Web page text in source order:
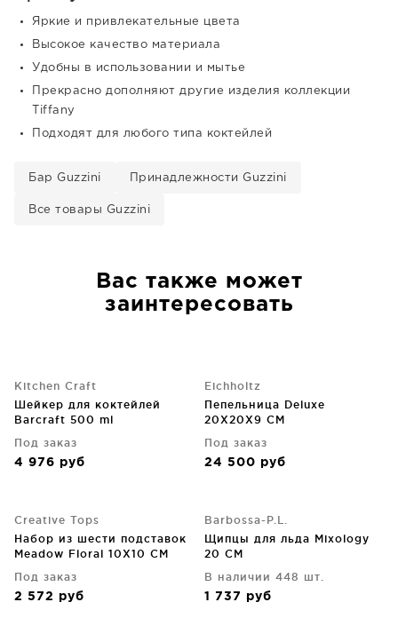
Яркие и привлекательные цвета
Высокое качество материала
Удобны в использовании и мытье
Прекрасно дополняют другие изделия коллекции
Tiffany
Подходят для любого типа коктейлей
Бар Guzzini Принадлежности Guzzini
Все товары Guzzini
Вас также может
заинтересовать
Kitchen Craft
Шейкер для коктейлей
Barcraft 500 ml
Под заказ
4 976 руб
Eichholtz
Пепельница Deluxe
20X20X9 CM
Под заказ
24 500 руб
Creative Tops
Набор из шести подставок
Meadow Floral 10X10 CM
Под заказ
2 572 руб
Barbossa-P.L.
Щипцы для льда Mixology
20 CM
В наличии 448 шт.
1 737 руб